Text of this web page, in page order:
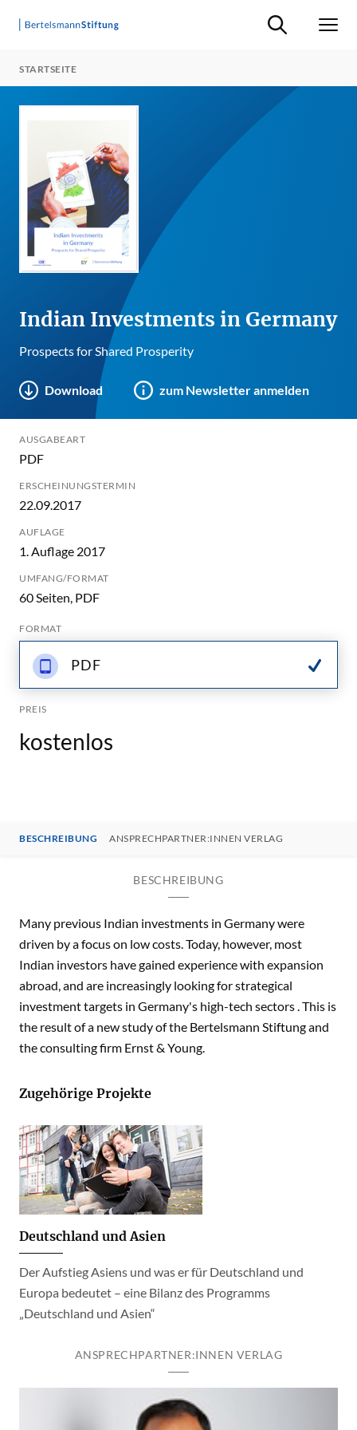
Suche ein-/
STARTSEITE
Indian Investments in Germany
Prospects for Shared Prosperity
Download zum Newsletter anmelden
AUSGABEART
PDF
ERSCHEINUNGSTERMIN
22.09.2017
AUFLAGE
1. Auflage 2017
UMFANG/FORMAT
60 Seiten, PDF
FORMAT
PDF
PREIS
kostenlos
BESCHREIBUNG ANSPRECHPARTNER:INNEN VERLAG
BESCHREIBUNG
Many previous Indian investments in Germany were
driven by a focus on low costs. Today, however, most
Indian investors have gained experience with expansion
abroad, and are increasingly looking for strategical
investment targets in Germany's high-tech sectors . This is
the result of a new study of the Bertelsmann Stiftung and
the consulting firm Ernst & Young.
Zugehörige Projekte
Deutschland und Asien
Der Aufstieg Asiens und was er für Deutschland und
Europa bedeutet – eine Bilanz des Programms
„Deutschland und Asien“
ANSPRECHPARTNER:INNEN VERLAG